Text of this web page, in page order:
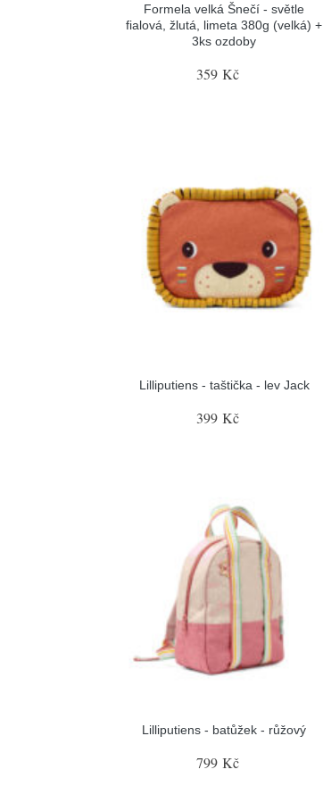
Formela velká Šnečí - světle
fialová, žlutá, limeta 380g (velká) +
3ks ozdoby
359 Kč
Lilliputiens - taštička - lev Jack
399 Kč
Lilliputiens - batůžek - růžový
799 Kč